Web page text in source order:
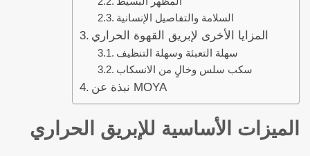
السلامة والتفاصيل الإنسانية
المزايا الأخرى لإبريق القهوة الحراري
سهلة التعبئة وسهلة التنظيف
سكب سلس وخالٍ من الانسكاب
نبذة عن MOYA
الميزات الأساسية للإبريق الحراري